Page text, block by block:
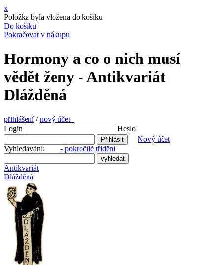
x
Položka byla vložena do košíku
Do košíku
Pokračovat v nákupu
Hormony a co o nich musí
vědět ženy - Antikvariát
Dlážděná
přihlášení/nový účet
Login
Heslo
Nový účet
Vyhledávání: - pokročilé třídění
Antikvariát
Dlážděná